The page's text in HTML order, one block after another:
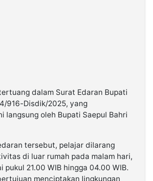
dalam Surat Edaran Bupati
916-Disdik/2025, yang
langsung oleh Bupati Saepul Bahri
tersebut, pelajar dilarang
di luar rumah pada malam hari,
pukul 21.00 WIB hingga 04.00 WIB.
menciptakan lingkungan